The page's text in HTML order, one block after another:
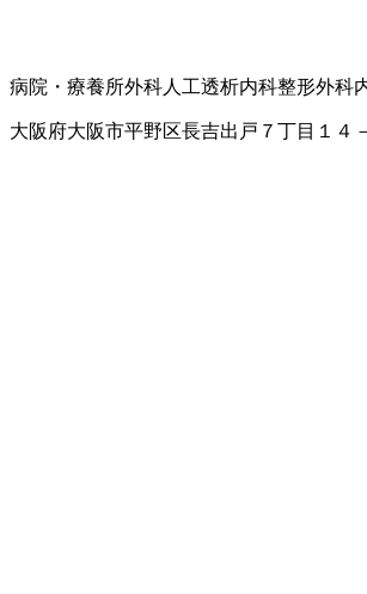
病院・療養所外科人工透析内科整形外科
大阪府大阪市平野区長吉出戸７丁目１４